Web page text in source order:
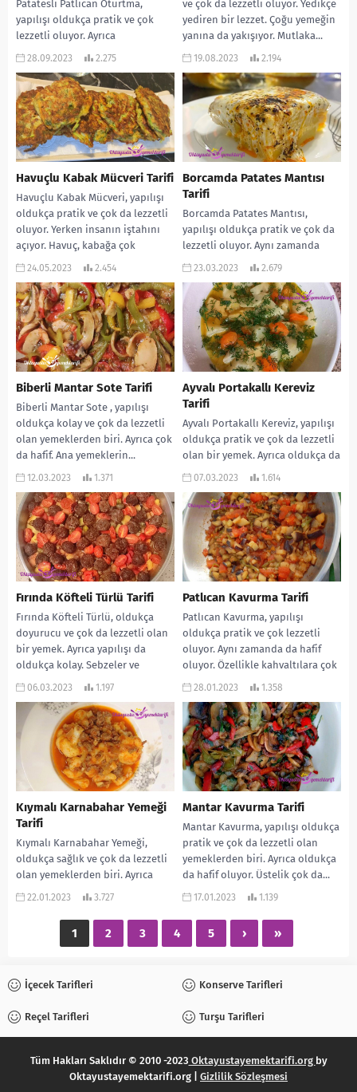
Patatesli Patlıcan Oturtma,
yapılışı oldukça pratik ve çok
lezzetli oluyor. Ayrıca
kızartmadan yapıldığı için
28.09.2023 2.275
ve çok da lezzetli oluyor. Yedikçe
yediren bir lezzet. Çoğu yemeğin
yanına da yakışıyor. Mutlaka...
19.08.2023 2.194
Havuçlu Kabak Mücveri Tarifi
Havuçlu Kabak Mücveri, yapılışı
oldukça pratik ve çok da lezzetli
oluyor. Yerken insanın iştahını
açıyor. Havuç, kabağa çok
yakışıyor. Mutlaka...
24.05.2023 2.454
Borcamda Patates Mantısı
Tarifi
Borcamda Patates Mantısı,
yapılışı oldukça pratik ve çok da
lezzetli oluyor. Aynı zamanda
doyurucu bir lezzet. Ana
23.03.2023 2.679
Biberli Mantar Sote Tarifi
Biberli Mantar Sote , yapılışı
oldukça kolay ve çok da lezzetli
olan yemeklerden biri. Ayrıca çok
da hafif. Ana yemeklerin...
12.03.2023 1.371
Ayvalı Portakallı Kereviz
Tarifi
Ayvalı Portakallı Kereviz, yapılışı
oldukça pratik ve çok da lezzetli
olan bir yemek. Ayrıca oldukça da
hafif oluyor. Aynı zamanda...
07.03.2023 1.614
Fırında Köfteli Türlü Tarifi
Fırında Köfteli Türlü, oldukça
doyurucu ve çok da lezzetli olan
bir yemek. Ayrıca yapılışı da
oldukça kolay. Sebzeler ve
köftenin...
06.03.2023 1.197
Patlıcan Kavurma Tarifi
Patlıcan Kavurma, yapılışı
oldukça pratik ve çok lezzetli
oluyor. Aynı zamanda da hafif
oluyor. Özellikle kahvaltılara çok
yakışıyor. Mutlaka tavsiye...
28.01.2023 1.358
Kıymalı Karnabahar Yemeği
Tarifi
Kıymalı Karnabahar Yemeği,
oldukça sağlık ve çok da lezzetli
olan yemeklerden biri. Ayrıca
yapılışı da oldukça pratik. Kıyma,
22.01.2023 3.727
Mantar Kavurma Tarifi
Mantar Kavurma, yapılışı oldukça
pratik ve çok da lezzetli olan
yemeklerden biri. Ayrıca oldukça
da hafif oluyor. Üstelik çok da...
17.01.2023 1.139
1 2 3 4 5 › »
İçecek Tarifleri Konserve Tarifleri
Reçel Tarifleri Turşu Tarifleri
Tüm Hakları Saklıdır © 2010 -2023 Oktayustayemektarifi.org by
Oktayustayemektarifi.org | Gizlilik Sözleşmesi